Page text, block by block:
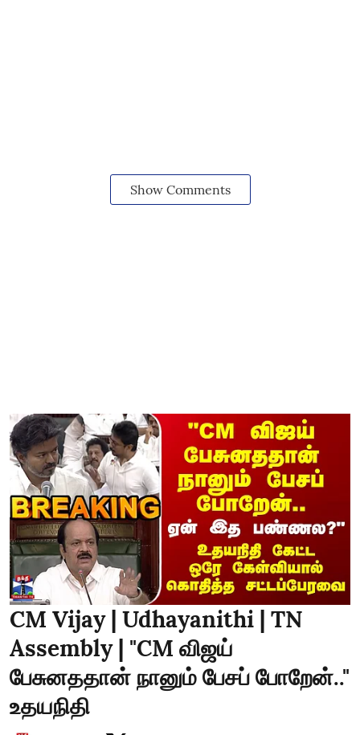
Show Comments
CM Vijay | Udhayanithi | TN
Assembly | "CM விஜய்
பேசுனததான் நானும் பேசப் போறேன்.."
உதயநிதி